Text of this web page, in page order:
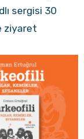
sergisi 30
ziyaret